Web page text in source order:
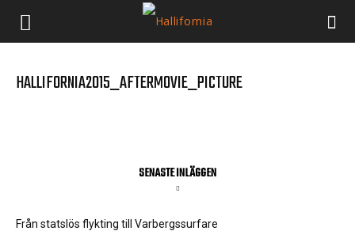
HALLIFORNIA2015_AFTERMOVIE_PICTURE
SENASTE INLÄGGEN
Från statslös flykting till Varbergssurfare